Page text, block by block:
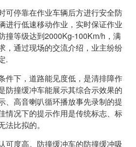
停靠在作业车辆后方进行安全防
进行低速移动作业，实时保证作业
撞等级达到2000Kg-100Km/h，满
，通过现场的交流介绍，业主纷纷
.
下，道路能见度低，是清排障作
防撞缓冲车能展示其综合示效果的
、高音喇叭循环播放事先录制的提
情况下的提示作用是传统标志、标
比拟的。
度高。防撞缓冲车的防撞缓冲吸